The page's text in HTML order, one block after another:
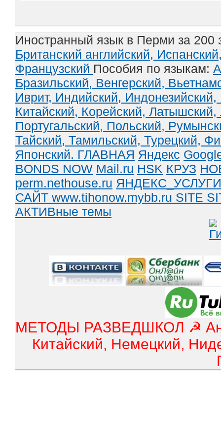
Иностранный язык в Перми за 200
Британский английский,
Французский Пособия по языкам:
Бразильский, Венгерский,
Иврит, Индийский, Индонезийский,
Китайский, Корейский, Латышский,
Португальский, Польский,
Тайский, Тамильский, Турецкий,
Японский. ГЛАВНАЯ Яндекс
BONDS NOW Mail.ru HSK КРУЗ
perm.nethouse.ru ЯНДЕКС_УСЛУГИ
САЙТ www.tihonow.mybb.ru SITE
АКТИВные темы
МЕТОДЫ РАЗВЕДШКОЛ ☭
Китайский, Немецкий,